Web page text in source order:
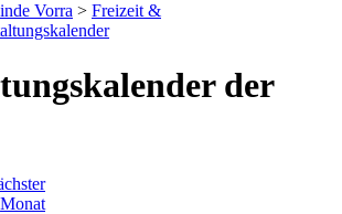
Vorra > Freizeit &
der